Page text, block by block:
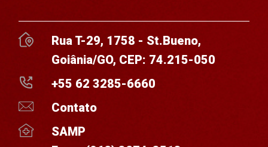
Rua T-29, 1758 - St.Bueno,
Goiânia/GO, CEP: 74.215-050
+55 62 3285-6660
Contato
SAMP